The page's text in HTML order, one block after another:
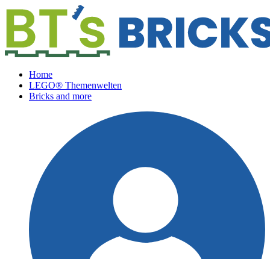
Home
LEGO® Themenwelten
Bricks and more